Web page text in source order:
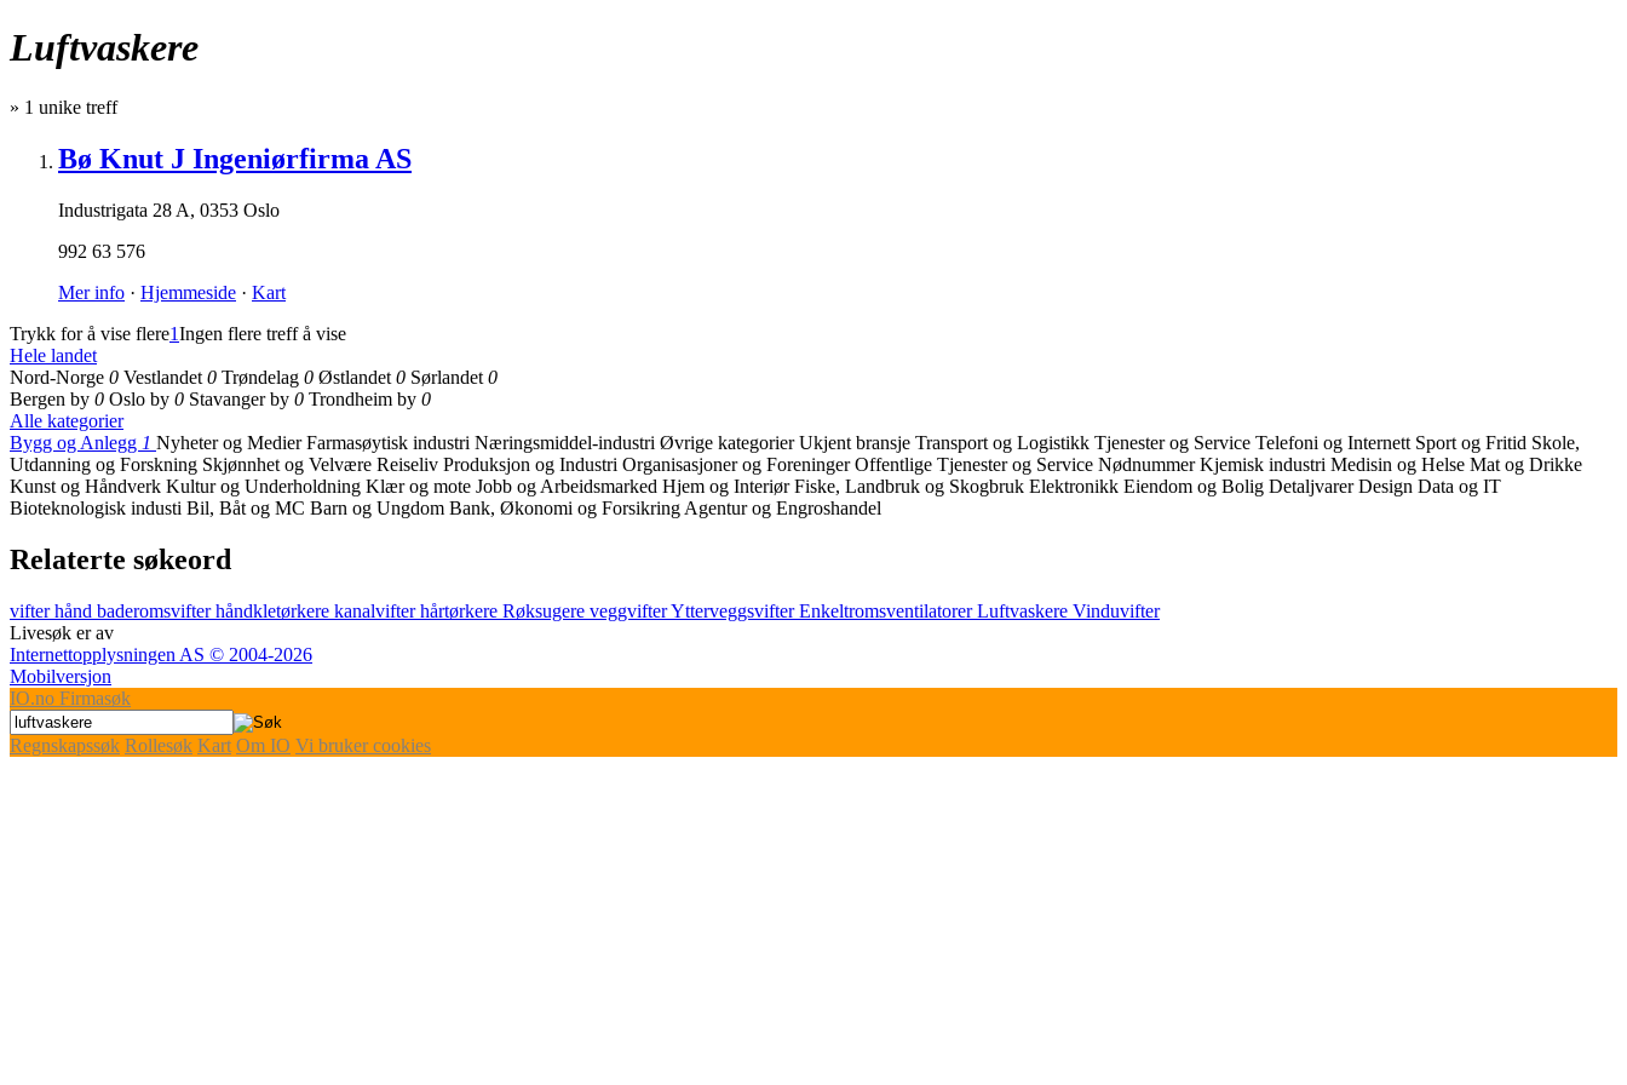
Luftvaskere
» 1 unike treff
Bø Knut J Ingeniørfirma AS
Industrigata 28 A, 0353 Oslo
992 63 576
Mer info · Hjemmeside · Kart
Trykk for å vise flere1Ingen flere treff å vise
Hele landet
Nord-Norge 0 Vestlandet 0 Trøndelag 0 Østlandet 0 Sørlandet 0
Bergen by 0 Oslo by 0 Stavanger by 0 Trondheim by 0
Alle kategorier
Bygg og Anlegg 1 Nyheter og MedierFarmasøytisk industri Næringsmiddel-industri Øvrige kategorierUkjent bransje Transport og Logistikk Tjenester og Service Telefoni og Internett Sport og Fritid Skole,
Utdanning og Forskning Skjønnhet og Velvære Reiseliv Produksjon og Industri Organisasjoner og ForeningerOffentlige Tjenester og Service NødnummerKjemisk industri Medisin og Helse Mat og Drikke
Kunst og Håndverk Kultur og Underholdning Klær og mote Jobb og Arbeidsmarked Hjem og InteriørFiske, Landbruk og Skogbruk Elektronikk Eiendom og Bolig DetaljvarerDesign Data og IT
Bioteknologisk industi Bil, Båt og MC Barn og Ungdom Bank, Økonomi og Forsikring Agentur og Engroshandel
Relaterte søkeord
vifterhånd baderomsvifterhåndkletørkere kanalvifterhårtørkere Røksugere veggvifterYtterveggsvifterEnkeltromsventilatorerLuftvaskere Vinduvifter
Livesøk er av
Internettopplysningen AS © 2004-2026
Mobilversjon
IO.no Firmasøk
Regnskapssøk Rollesøk Kart Om IO Vi bruker cookies